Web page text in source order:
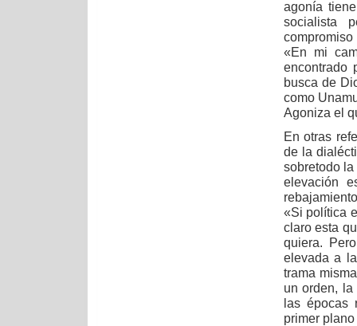
agonía
socialista
compromiso
«En mi
encontrado
busca de
como
Agoniza el
En otras
de la
sobretodo
elevación
«Si política
claro esta
quiera.
elevada a
trama
un orden,
las épocas
primer